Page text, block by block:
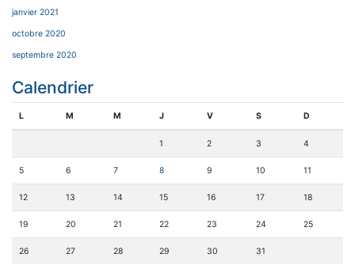
janvier 2021
octobre 2020
septembre 2020
Calendrier
L M M J V S D
1 2 3 4
5 6 7 8 9 10 11
12 13 14 15 16 17 18
19 20 21 22 23 24 25
26 27 28 29 30 31